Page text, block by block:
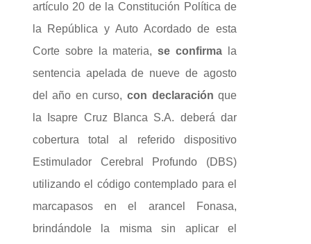
artículo 20 de la Constitución Política de
la República y Auto Acordado de esta
Corte sobre la materia,seconfirma
la
sentencia apelada de nueve de agosto
del año en curso,con declaración que
la Isapre Cruz Blanca S.A. deberá dar
cobertura total al referido dispositivo
Estimulador Cerebral Profundo (DBS)
utilizando el código contemplado para el
marcapasos en el arancel Fonasa,
brindándole la misma sin aplicar el